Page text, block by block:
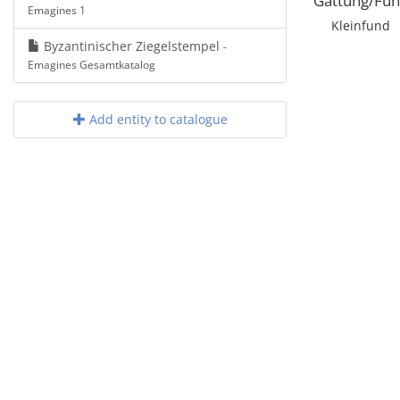
Emagines 1
Byzantinischer Ziegelstempel -
Emagines Gesamtkatalog
Add entity to catalogue
Kleinfund